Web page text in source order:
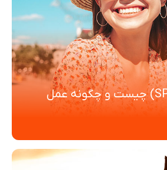
اس پی اف (SPF) چیست و چگونه عمل